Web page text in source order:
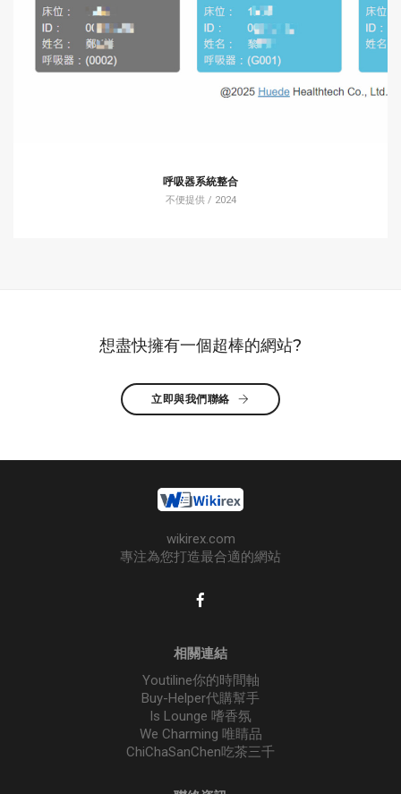
呼吸器系統整合
不便提供 / 2024
想盡快擁有一個超棒的網站?
立即與我們聯絡
wikirex.com
專注為您打造最合適的網站
相關連結
Youtiline你的時間軸
Buy-Helper代購幫手
Is Lounge 嗜香氛
We Charming 唯睛品
ChiChaSanChen吃茶三千